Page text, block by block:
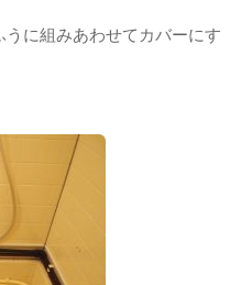
に組みあわせてカバーにす